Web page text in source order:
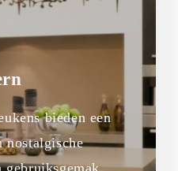
bieden een
nostalgische